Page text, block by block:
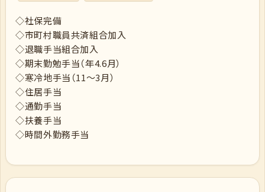
◇社保完備
◇市町村職員共済組合加入
◇退職手当組合加入
◇期末勤勉手当（年4.6月）
◇寒冷地手当（11～3月）
◇住居手当
◇通勤手当
◇扶養手当
◇時間外勤務手当